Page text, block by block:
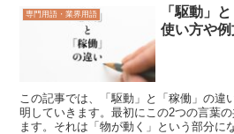
専門用語・業界用語
「駆動」
使い方や
この記事では、「駆動」と「稼働」の違
明していきます。最初にこの2つの言葉
ます。それは「物が動く」という部分に